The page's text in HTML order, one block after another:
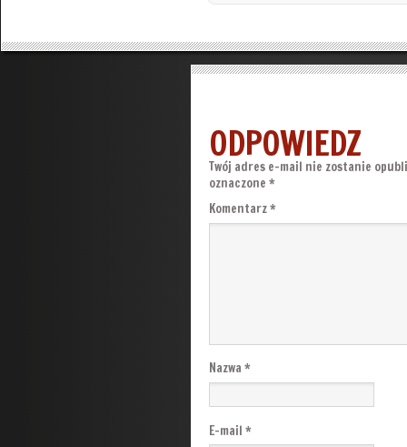
ODPOWIEDZ
Twój adres e-mail nie zostanie
oznaczone *
Komentarz*
Nazwa *
E-mail *